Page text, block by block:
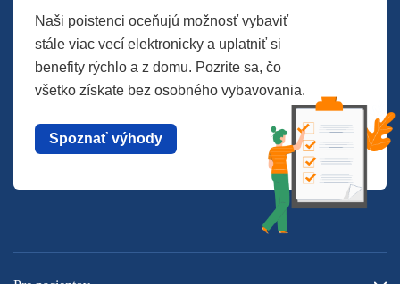
Naši poistenci oceňujú možnosť vybaviť
stále viac vecí elektronicky a uplatniť si
benefity rýchlo a z domu. Pozrite sa, čo
všetko získate bez osobného vybavovania.
Spoznať výhody